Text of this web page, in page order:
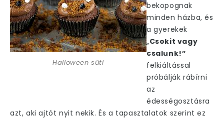
Halloween süti
bekopognak
minden házba, és
a gyerekek
„Csokit vagy
csalunk!”
felkiáltással
próbálják rábírni
az
édességosztásra
azt, aki ajtót nyit nekik. És a tapasztalatok szerint ez